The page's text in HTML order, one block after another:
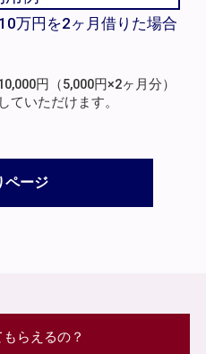
万円を2ヶ月借りた場合
円（5,000円×2ヶ月分）
ていただけます。
ページ
らえるの？